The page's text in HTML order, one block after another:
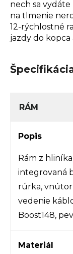
nech sa
na tlmenie
12-rýchlostné
jazdy do kopca
RÁM
Popis
Rám z
integrovaná
rúrka,
vedenie
Boost148,
Materiál